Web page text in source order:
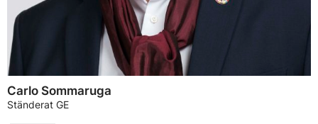
Carlo Sommaruga
Ständerat GE